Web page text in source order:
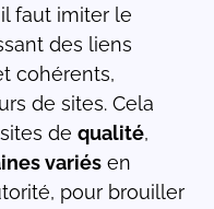
il faut imiter le
des liens
cohérents,
de sites. Cela
de qualité,
variés en
pour brouiller